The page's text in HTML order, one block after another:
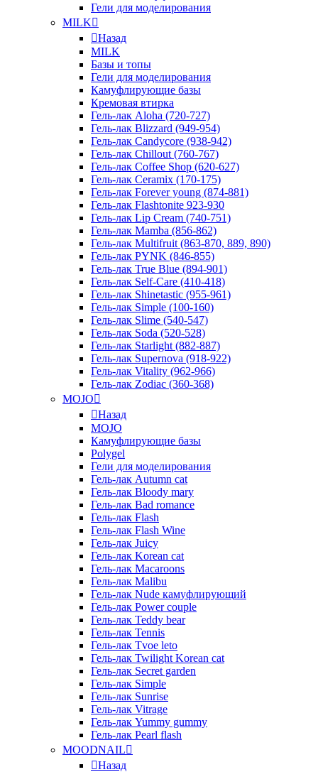
Гели для моделирования
MILK
Назад
MILK
Базы и топы
Гели для моделирования
Камуфлирующие базы
Кремовая втирка
Гель-лак Aloha (720-727)
Гель-лак Blizzard (949-954)
Гель-лак Candycore (938-942)
Гель-лак Chillout (760-767)
Гель-лак Coffee Shop (620-627)
Гель-лак Ceramix (170-175)
Гель-лак Forever young (874-881)
Гель-лак Flashtonite 923-930
Гель-лак Lip Cream (740-751)
Гель-лак Mamba (856-862)
Гель-лак Multifruit (863-870, 889, 890)
Гель-лак PYNK (846-855)
Гель-лак True Blue (894-901)
Гель-лак Self-Care (410-418)
Гель-лак Shinetastic (955-961)
Гель-лак Simple (100-160)
Гель-лак Slime (540-547)
Гель-лак Soda (520-528)
Гель-лак Starlight (882-887)
Гель-лак Supernova (918-922)
Гель-лак Vitality (962-966)
Гель-лак Zodiac (360-368)
MOJO
Назад
MOJO
Камуфлирующие базы
Polygel
Гели для моделирования
Гель-лак Autumn cat
Гель-лак Bloody mary
Гель-лак Bad romance
Гель-лак Flash
Гель-лак Flash Wine
Гель-лак Juicy
Гель-лак Korean cat
Гель-лак Macaroons
Гель-лак Malibu
Гель-лак Nude камуфлирующий
Гель-лак Power couple
Гель-лак Teddy bear
Гель-лак Tennis
Гель-лак Tvoe leto
Гель-лак Twilight Korean cat
Гель-лак Secret garden
Гель-лак Simple
Гель-лак Sunrise
Гель-лак Vitrage
Гель-лак Yummy gummy
Гель-лак Pearl flash
MOODNAIL
Назад